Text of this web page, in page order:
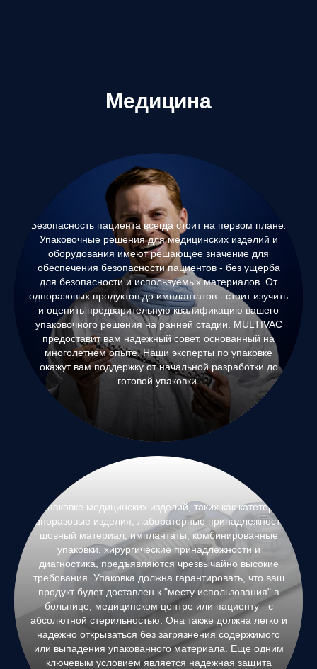
Медицина
Безопасность пациента всегда стоит на первом плане.
Упаковочные решения для медицинских изделий и
оборудования имеют решающее значение для
обеспечения безопасности пациентов - без ущерба
для безопасности и используемых материалов. От
одноразовых продуктов до имплантатов - стоит изучить
и оценить предварительную квалификацию вашего
упаковочного решения на ранней стадии. MULTIVAC
предоставит вам надежный совет, основанный на
многолетнем опыте. Наши эксперты по упаковке
окажут вам поддержку от начальной разработки до
готовой упаковки.
К упаковке медицинских изделий, таких как катетеры,
одноразовые изделия, лабораторные принадлежности,
шовный материал, имплантаты, комбинированные
упаковки, хирургические принадлежности и
диагностика, предъявляются чрезвычайно высокие
требования. Упаковка должна гарантировать, что ваш
продукт будет доставлен к "месту использования" в
больнице, медицинском центре или пациенту - с
абсолютной стерильностью. Она также должна легко и
надежно открываться без загрязнения содержимого
или выпадения упакованного материала. Еще одним
ключевым условием является надежная защита